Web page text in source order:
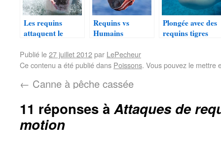
Les requins
attaquent le
Requins vs
Humains
Plongée avec des
requins tigres
Publié le27 juillet 2012par LePecheur
Ce contenu a été publié dans Poissons. Vous pouvez le mettre
← Canne à pêche cassée
11 réponses àAttaques de
motion